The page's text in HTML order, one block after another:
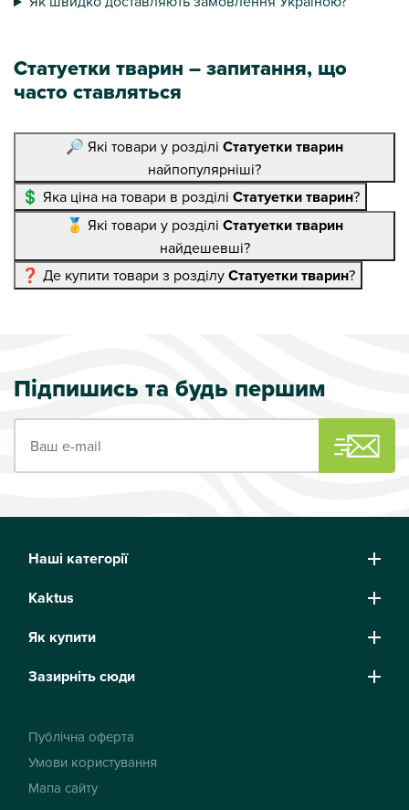
Статуетки тварин – запитання, що
часто ставляться
🔎 Які товари у розділі Статуетки тварин
найпопулярніші?
💲 Яка ціна на товари в розділі Статуетки тварин?
🥇 Які товари у розділі Статуетки тварин
найдешевші?
❓ Де купити товари з розділуСтатуетки тварин?
Підпишись та будь першим
Наші категорії
Kaktus
Як купити
Зазирніть сюди
Публічна оферта
Умови користування
Мапа сайту